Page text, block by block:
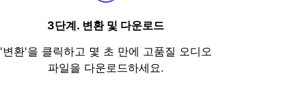
3단계. 변환 및 다운로드
'변환'을 클릭하고 몇 초 만에 고품질 오디오
파일을 다운로드하세요.